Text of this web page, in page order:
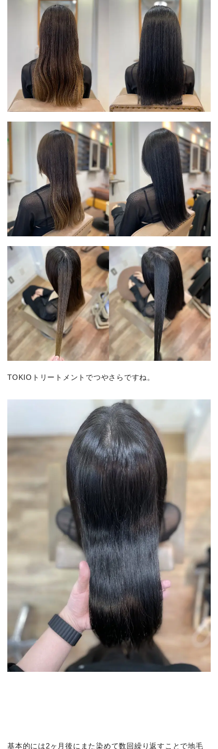
TOKIOトリートメントでつやさらですね。
基本的には2ヶ月後にまた染めて数回繰り返すことで地毛